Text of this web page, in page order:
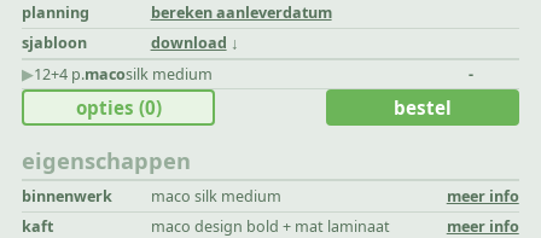
planning
bereken aanleverdatum
sjabloon
download
▶︎12+4 p.macosilk medium -
eigenschappen
binnenwerk maco silk medium
meer info
kaft
maco design bold + mat laminaat
meer info
opties (0) bestel